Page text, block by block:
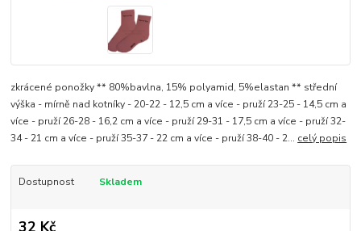
zkrácené ponožky ** 80%bavlna, 15% polyamid, 5%elastan ** střední
výška - mírně nad kotníky - 20-22 - 12,5 cm a více - pruží 23-25 - 14,5 cm a
více - pruží 26-28 - 16,2 cm a více - pruží 29-31 - 17,5 cm a více - pruží 32-
34 - 21 cm a více - pruží 35-37 - 22 cm a více - pruží 38-40 - 2... celý popis
Dostupnost Skladem